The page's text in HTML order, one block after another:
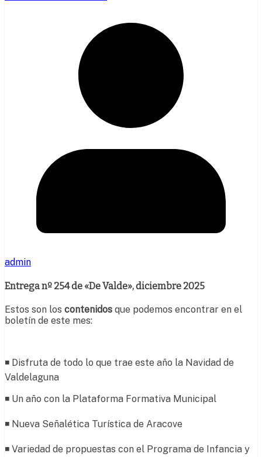
admin
Entrega nº 254 de «De Valde», diciembre 2025
Estos son los contenidos que podemos encontrar en el
boletín de este mes:
◾ Disfruta de todo lo que trae este año la Navidad de
Valdelaguna
◾ Un año con la Plataforma Formativa Municipal
◾ Nueva Señalética Turística de Aracove
◾ Variedad de propuestas con el Programa de Infancia y